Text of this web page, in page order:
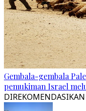
Gembala-gembala
pemukiman Israel
DIREKOMENDASIKAN